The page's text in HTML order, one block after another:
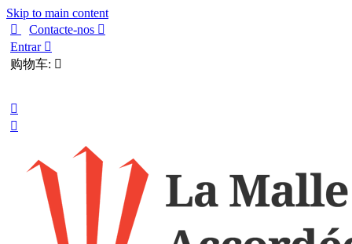
Skip to main content

Contacte-nos 
Entrar 
购物车: 

